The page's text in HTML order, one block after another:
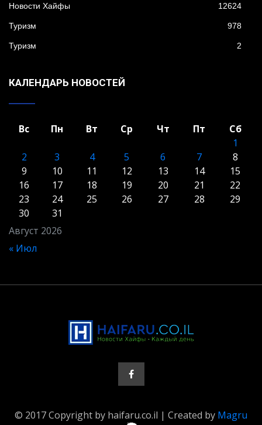
Новости Хайфы 12624
Туризм 978
Туризм 2
КАЛЕНДАРЬ НОВОСТЕЙ
Август 2026
Вс Пн Вт Ср Чт Пт
Сб
1
2
3 4 5 6 7
8
9
10 11 12 13 14
15
16
17 18 19 20 21
22
23
24 25 26 27 28
29
30
31
« Июл
© 2017 Copyright by haifaru.co.il | Created by Magru